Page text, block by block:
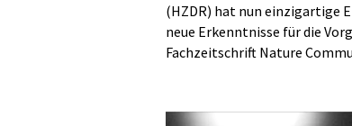
(HZDR) hat nun einzigartige
neue Erkenntnisse für die
Fachzeitschrift Nature